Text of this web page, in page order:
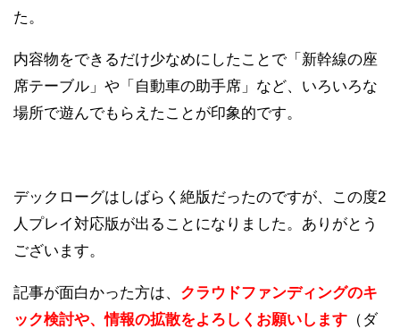
た。
内容物をできるだけ少なめにしたことで「新幹線の座
席テーブル」や「自動車の助手席」など、いろいろな
場所で遊んでもらえたことが印象的です。
デックローグはしばらく絶版だったのですが、この度2
人プレイ対応版が出ることになりました。ありがとう
ございます。
記事が面白かった方は、 クラウドファンディングのキ
ック検討や、情報の拡散をよろしくお願いします （ダ